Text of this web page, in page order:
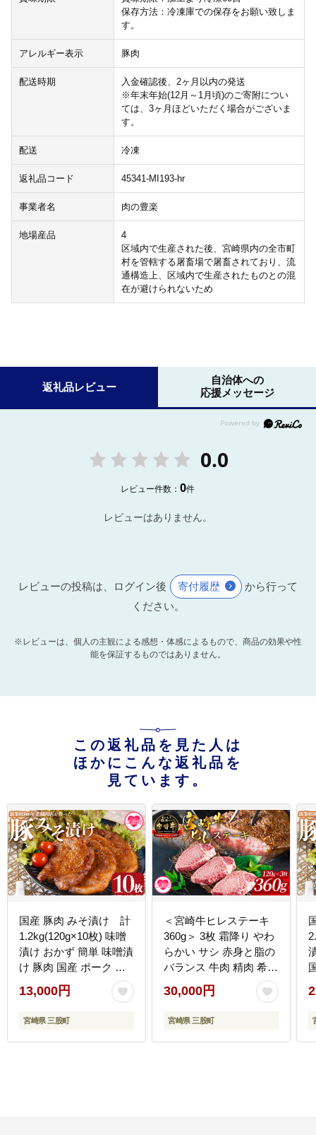
保存方法：冷凍庫での保存をお願い致しま
す。
アレルギー表示 豚肉
配送時期
入金確認後、2ヶ月以内の発送
※年末年始(12月～1月頃)のご寄附につい
ては、3ヶ月ほどいただく場合がございま
す。
配送 冷凍
返礼品コード 45341-MI193-hr
事業者名 肉の豊楽
地場産品
4
区域内で生産された後、宮崎県内の全市町
村を管轄する屠畜場で屠畜されており、流
通構造上、区域内で生産されたものとの混
在が避けられないため
返礼品レビュー
自治体への
応援メッセージ
0.0
レビュー件数：0件
レビューはありません。
レビューの投稿は、ログイン後 寄付履歴
から行って
ください。
※レビューは、個人の主観による感想・体感によるもので、商品の効果や性
能を保証するものではありません。
この返礼品を見た人は
ほかにこんな返礼品を
見ています。
国産 豚肉 みそ漬け 計
1.2kg(120g×10枚) 味噌
漬け おかず 簡単 味噌漬
け 豚肉 国産 ポーク 肉
加工品 小分け 個包装 冷
凍 おつまみ お弁当 惣菜
レトルト 焼くだけ 簡単
イン BBQ 焼肉 セット
13,000円
宮崎県 三股町
＜宮崎牛ヒレステーキ
360g＞ 3枚 霜降り やわ
らかい サシ 赤身と脂の
バランス 牛肉 精肉 希少
部位 ステーキ 肉料理 ご
馳走 国産 高級 ブランド
牛肉 黒毛和牛 数量限定
ク】
30,000円
宮崎県 三股町